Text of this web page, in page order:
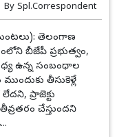
By Spl.Correspondent
తెలంగాణ
బీజేపీ ప్రభుత్వం,
ఉన్న సంబంధాల
ముందుకు తీసుకెళ్లే
ప్రాజెక్టు
చేస్తుందని